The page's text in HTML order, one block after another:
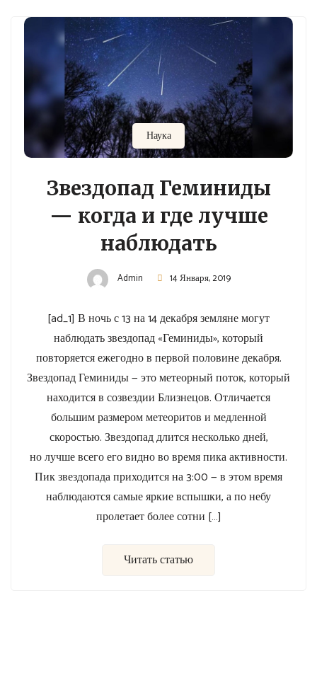
Наука
Звездопад Геминиды
— когда и где лучше
наблюдать
Admin 14 Января, 2019
[ad_1] В ночь с 13 на 14 декабря земляне могут
наблюдать звездопад «Геминиды», который
повторяется ежегодно в первой половине декабря.
Звездопад Геминиды — это метеорный поток, который
находится в созвездии Близнецов. Отличается
большим размером метеоритов и медленной
скоростью. Звездопад длится несколько дней,
но лучше всего его видно во время пика активности.
Пик звездопада приходится на 3:00 — в этом время
наблюдаются самые яркие вспышки, а по небу
пролетает более сотни […]
Читать статью